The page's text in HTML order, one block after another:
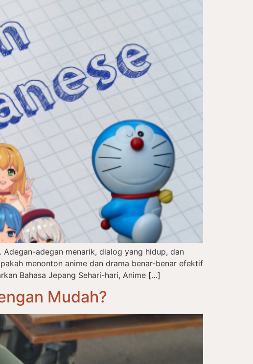
adegan menarik, dialog yang hidup, dan
menonton anime dan drama benar-benar efektif
Bahasa Jepang Sehari-hari, Anime […]
Mudah?